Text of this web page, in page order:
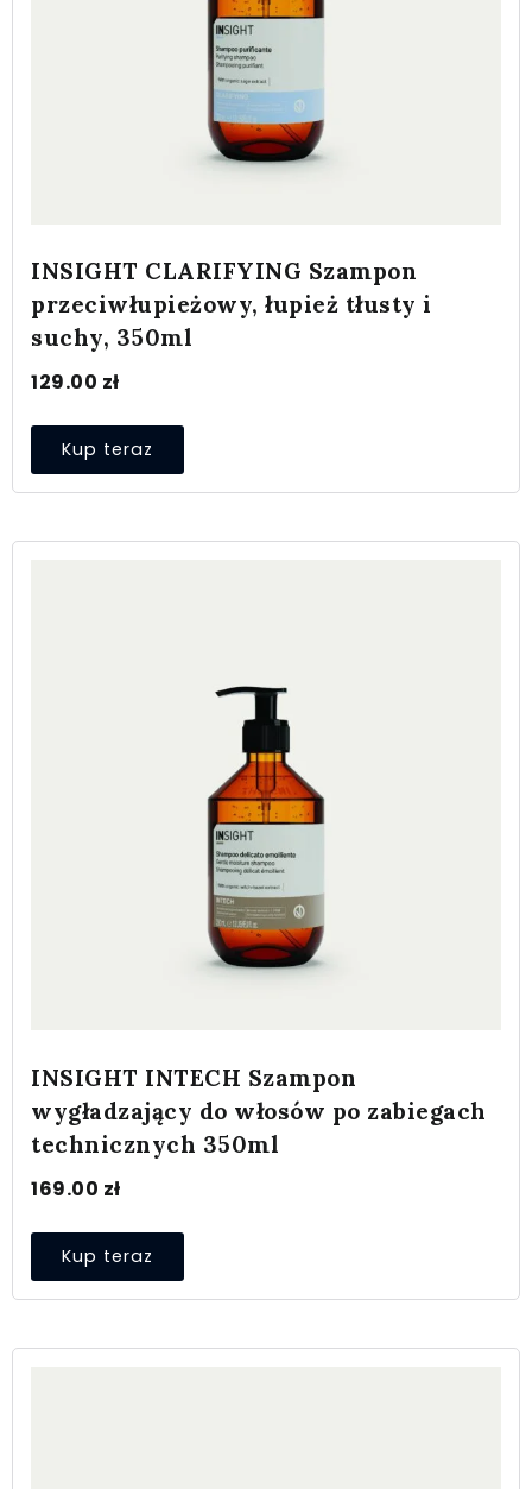
INSIGHT CLARIFYING Szampon
przeciwłupieżowy, łupież tłusty i
suchy, 350ml
129.00 zł
Kup teraz
INSIGHT INTECH Szampon
wygładzający do włosów po zabiegach
technicznych 350ml
169.00 zł
Kup teraz